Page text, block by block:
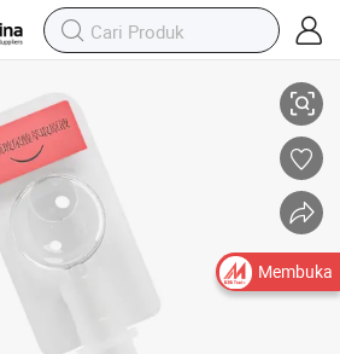
Membuka